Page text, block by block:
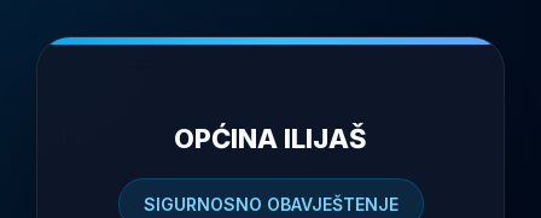
OPĆINA ILIJAŠ
SIGURNOSNO OBAVJEŠTENJE